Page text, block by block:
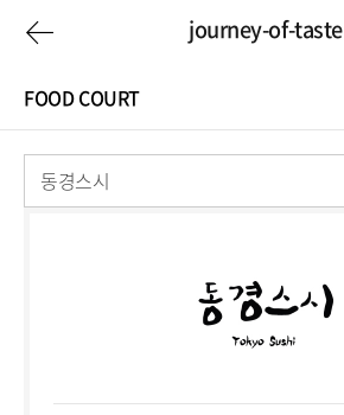
journey-of-taste
이
전
페
이
Journey
of
FOOD COURT
동경스시